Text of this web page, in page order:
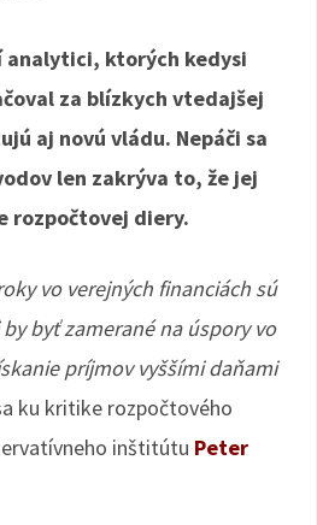
o e
analytici, ktorých kedysi
za blízkych vtedajšej
aj novú vládu. Nepáči sa
len zakrýva to, že jej
rozpočtovej diery.
vo verejných financiách sú
byť zamerané na úspory vo
príjmov vyššími daňami
ku kritike rozpočtového
inštitútu Peter